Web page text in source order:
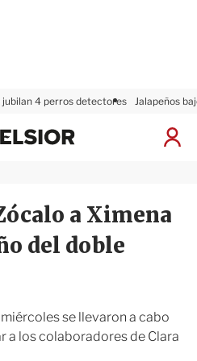
jubilan 4 perros detectores Jalapeños
I
x
i
o
r
a Ximena
del doble
se llevaron a cabo
a los colaboradores de Clara